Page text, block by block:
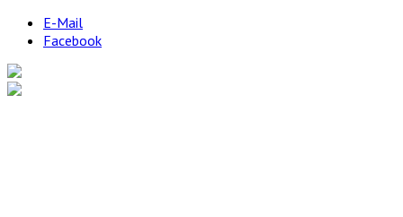
E-Mail
Facebook